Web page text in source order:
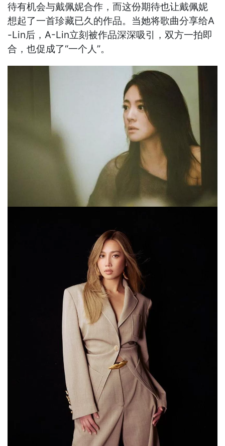
待有机会与戴佩妮合作，而这份期待也让戴佩妮
想起了一首珍藏已久的作品。当她将歌曲分享给A
-Lin后，A-Lin立刻被作品深深吸引，双方一拍即
合，也促成了“一个人”。